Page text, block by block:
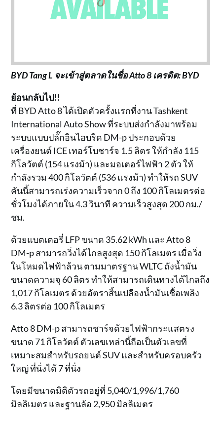
BYD Tang L จะเข้าสู่ตลาดในชื่อ Atto 8 เครดิต: BYD
ย้อนกลับไป!!
ที่ BYD Atto 8 ได้เปิดตัวครั้งแรกที่งาน Tashkent
International Auto Show ที่ระบบส่งกำลังมาพร้อม
ระบบแบบปลั๊กอินไฮบริด DM-p ประกอบด้วย
เครื่องยนต์ ICE เทอร์โบชาร์จ 1.5 ลิตร ให้กำลัง 115
กิโลวัตต์ (154 แรงม้า) และมอเตอร์ไฟฟ้า 2 ตัว ให้
กำลังรวม 400 กิโลวัตต์ (536 แรงม้า) ทำให้รถ SUV
คันนี้สามารถเร่งความเร็วจาก 0 ถึง 100 กิโลเมตรต่อ
ชั่วโมงได้ภายใน 4.3 วินาที ความเร็วสูงสุด 200 กม./
ชม.
ด้วยแบตเตอรี่ LFP ขนาด 35.62 kWh และ Atto 8
DM-p สามารถวิ่งได้ไกลสูงสุด 150 กิโลเมตร เมื่อวิ่ง
ในโหมดไฟฟ้าล้วน ตามมาตรฐาน WLTC ถังน้ำมัน
ขนาดความจุ 60 ลิตร ทำให้สามารถเดินทางได้ไกลถึง
1,017 กิโลเมตร ด้วยอัตราสิ้นเปลืองน้ำมันเชื้อเพลิง
6.3 ลิตรต่อ 100 กิโลเมตร
Atto 8 DM-p สามารถชาร์จด้วยไฟฟ้ากระแสตรง
ขนาด 71 กิโลวัตต์ ตัวเลขเหล่านี้ถือเป็นตัวเลขที่
เหมาะสมสำหรับรถยนต์ SUV และสำหรับครอบครัว
ใหญ่ ที่นั่งได้ 7 ที่นั่ง
โดยมีขนาดมิติตัวรถอยู่ที่ 5,040/1,996/1,760
มิลลิเมตร และฐานล้อ 2,950 มิลลิเมตร